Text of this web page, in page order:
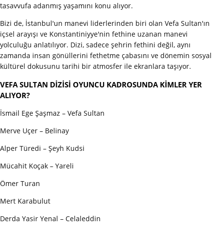
tasavvufa adanmış yaşamını konu alıyor.
Bizi de, İstanbul'un manevi liderlerinden biri olan Vefa Sultan'ın
içsel arayışı ve Konstantiniyye'nin fethine uzanan manevi
yolculuğu anlatılıyor. Dizi, sadece şehrin fethini değil, aynı
zamanda insan gönüllerini fethetme çabasını ve dönemin sosyal
kültürel dokusunu tarihi bir atmosfer ile ekranlara taşıyor.
VEFA SULTAN DİZİSİ OYUNCU KADROSUNDA KİMLER YER
ALIYOR?
İsmail Ege Şaşmaz – Vefa Sultan
Merve Uçer – Belinay
Alper Türedi – Şeyh Kudsi
Mücahit Koçak – Yareli
Ömer Turan
Mert Karabulut
Derda Yasir Yenal – Celaleddin